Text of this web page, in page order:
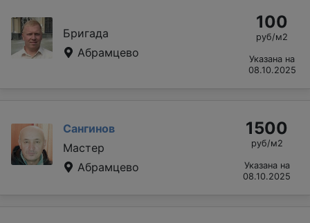
Бригада
Абрамцево
100
руб/м2
Указана на
08.10.2025
Сангинов
Мастер
Абрамцево
1500
руб/м2
Указана на
08.10.2025